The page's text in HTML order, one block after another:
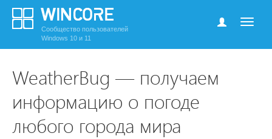
Сообщество пользователей
Windows 10 и 11
WeatherBug — получаем
информацию о погоде
любого города мира